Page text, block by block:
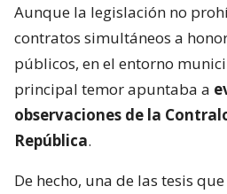
Aunque la legislación no
contratos simultáneos a
públicos, en el entorno
principal temor apuntaba a
observaciones de la
República.
De hecho, una de las tesis